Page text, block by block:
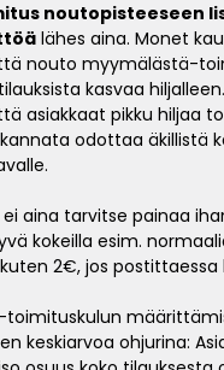
noutopisteeseen
lähes aina. Monet
nouto myymälästä-
kasvaa
asiakkaat pikku hiljaa
odottaa äkillistä
aina tarvitse painaa
kokeilla esim.
2€, jos postittaessa
keskiarvoa ohjurina: